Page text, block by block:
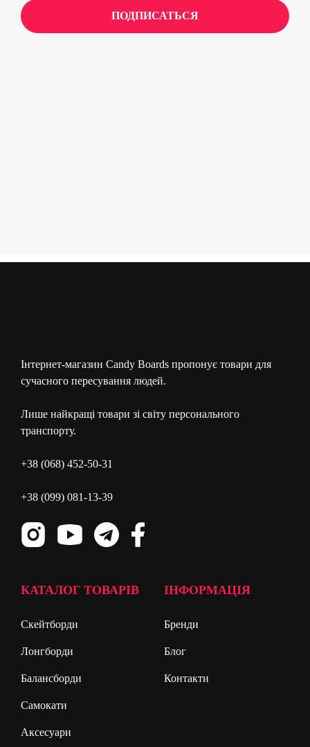
Інтернет-магазин Candy Boards пропонує товари для
сучасного пересування людей.
Лише найкращі товари зі світу персонального
транспорту.
+38 (068) 452-50-31
+38 (099) 081-13-39
КАТАЛОГ ТОВАРІВ
Скейтборди
Лонгборди
Балансборди
Самокати
Аксесуари
ІНФОРМАЦІЯ
Бренди
Блог
Контакти